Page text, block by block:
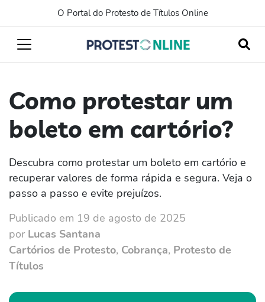
O Portal do Protesto de Títulos Online
Como protestar um
boleto em cartório?
Descubra como protestar um boleto em cartório e
recuperar valores de forma rápida e segura. Veja o
passo a passo e evite prejuízos.
Publicado em 19 de agosto de 2025
por Lucas Santana
Cartórios de Protesto, Cobrança, Protesto de
Títulos